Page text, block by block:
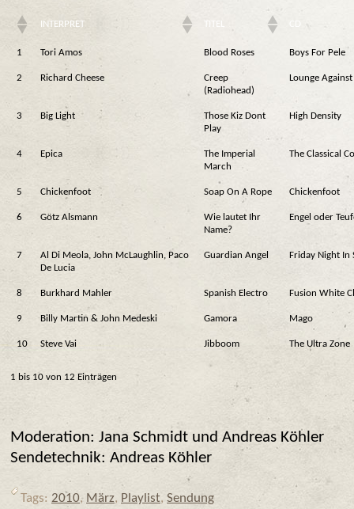
INTERPRET TITEL
1 Tori Amos Blood Roses Boys For Pele
2 Richard Cheese
Creep
(Radiohead)
Lounge
3 Big Light
Those Kiz Dont
Play
High Density
4 Epica
The Imperial
March
The Classical
5 Chickenfoot Soap On A Rope Chickenfoot
6 Götz Alsmann
Wie lautet Ihr
Name?
Engel oder
7
Al Di Meola, John McLaughlin, Paco
De Lucia
Guardian Angel Friday Night In
8 Burkhard Mahler Spanish Electro Fusion White
9 Billy Martin & John Medeski Gamora Mago
10 Steve Vai Jibboom The Ultra Zone
1 bis 10 von 12 Einträgen
Moderation: Jana Schmidt und Andreas Köhler
Sendetechnik: Andreas Köhler
Tags: 2010, März, Playlist, Sendung